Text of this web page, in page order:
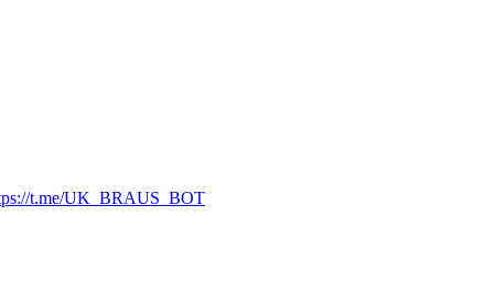
t.me/UK_BRAUS_BOT